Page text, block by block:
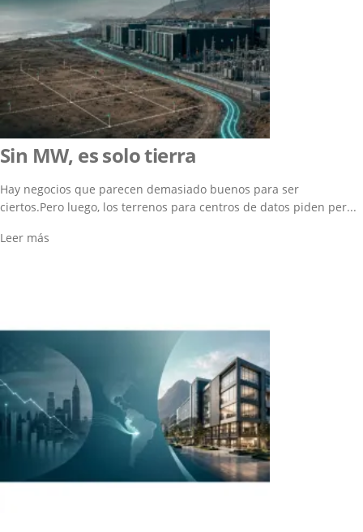
Sin MW, es solo tierra
Hay negocios que parecen demasiado buenos para ser
ciertos.Pero luego, los terrenos para centros de datos piden per...
Leer más